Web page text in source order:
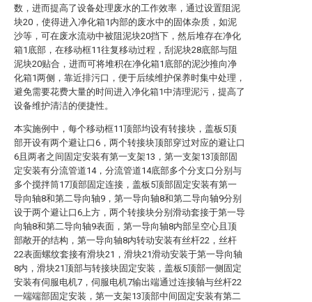
数，进而提高了设备处理废水的工作效率，通过设置阻泥
块20，使得进入净化箱1内部的废水中的固体杂质，如泥
沙等，可在废水流动中被阻泥块20挡下，然后堆存在净化
箱1底部，在移动框11往复移动过程，刮泥块28底部与阻
泥块20贴合，进而可将堆积在净化箱1底部的泥沙推向净
化箱1两侧，靠近排污口，便于后续维护保养时集中处理，
避免需要花费大量的时间进入净化箱1中清理泥污，提高了
设备维护清洁的便捷性。
本实施例中，每个移动框11顶部均设有转接块，盖板5顶
部开设有两个避让口6，两个转接块顶部穿过对应的避让口
6且两者之间固定安装有第一支架13，第一支架13顶部固
定安装有分流管道14，分流管道14底部多个分支口分别与
多个搅拌筒17顶部固定连接，盖板5顶部固定安装有第一
导向轴8和第二导向轴9，第一导向轴8和第二导向轴9分别
设于两个避让口6上方，两个转接块分别滑动套接于第一导
向轴8和第二导向轴9表面，第一导向轴8内部呈空心且顶
部敞开的结构，第一导向轴8内转动安装有丝杆22，丝杆
22表面螺纹套接有滑块21，滑块21滑动安装于第一导向轴
8内，滑块21顶部与转接块固定安装，盖板5顶部一侧固定
安装有伺服电机7，伺服电机7输出端通过连接轴与丝杆22
一端端部固定安装，第一支架13顶部中间固定安装有第二